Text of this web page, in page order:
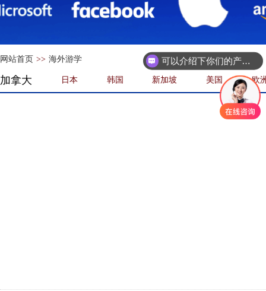
网站首页 >> 海外游学
加拿大 日本 韩国 新加坡 美国 欧
可以介绍下你们的产品么